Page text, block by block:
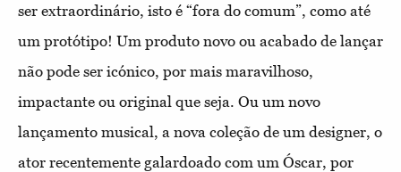
ser extraordinário, isto é “fora do comum”, como até
um protótipo! Um produto novo ou acabado de lançar
não pode ser icónico, por mais maravilhoso,
impactante ou original que seja. Ou um novo
lançamento musical, a nova coleção de um designer, o
ator recentemente galardoado com um Óscar, por